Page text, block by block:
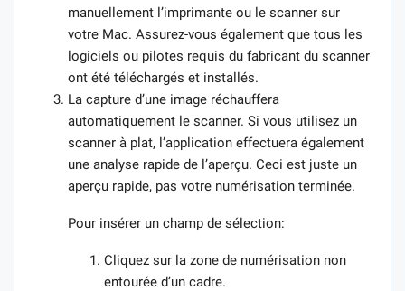
manuellement l’imprimante ou le scanner sur
votre Mac. Assurez-vous également que tous les
logiciels ou pilotes requis du fabricant du scanner
ont été téléchargés et installés.
La capture d’une image réchauffera
automatiquement le scanner. Si vous utilisez un
scanner à plat, l’application effectuera également
une analyse rapide de l’aperçu. Ceci est juste un
aperçu rapide, pas votre numérisation terminée.
Pour insérer un champ de sélection:
Cliquez sur la zone de numérisation non
entourée d’un cadre.